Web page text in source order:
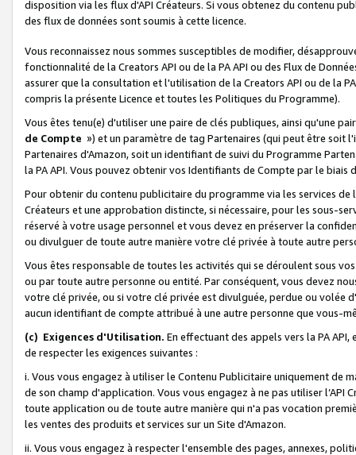
disposition via les flux d'API Créateurs. Si vous obtenez du contenu
des flux de données sont soumis à cette licence.
Vous reconnaissez nous sommes susceptibles de modifier,
fonctionnalité de la Creators API ou de la PA API ou des Flux de
assurer que la consultation et l'utilisation de la Creators API ou de la
compris la présente Licence et toutes les Politiques du Programme).
Vous êtes tenu(e) d'utiliser une paire de clés publiques, ainsi qu'une
de Compte ») et un paramètre de tag Partenaires (qui peut être soit
Partenaires d'Amazon, soit un identifiant de suivi du Programme
la PA API. Vous pouvez obtenir vos Identifiants de Compte par le biais
Pour obtenir du contenu publicitaire du programme via les services
Créateurs et une approbation distincte, si nécessaire, pour les sous-
réservé à votre usage personnel et vous devez en préserver la
ou divulguer de toute autre manière votre clé privée à toute autre
Vous êtes responsable de toutes les activités qui se déroulent sous
ou par toute autre personne ou entité. Par conséquent, vous devez
votre clé privée, ou si votre clé privée est divulguée, perdue ou volée
aucun identifiant de compte attribué à une autre personne que vous-
(c) Exigences d'Utilisation. En effectuant des appels vers la PA
de respecter les exigences suivantes :
i. Vous vous engagez à utiliser le Contenu Publicitaire uniquement de
de son champ d'application. Vous vous engagez à ne pas utiliser l’API
toute application ou de toute autre manière qui n'a pas vocation
les ventes des produits et services sur un Site d'Amazon.
ii. Vous vous engagez à respecter l'ensemble des pages, annexes,